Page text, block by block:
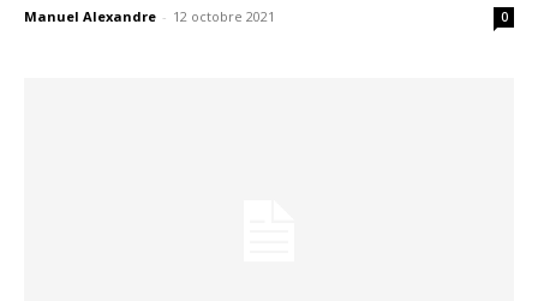
Manuel Alexandre - 12 octobre 2021 0